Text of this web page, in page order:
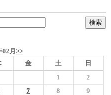
02月 >>
金 土
日
1
2
7 8
9